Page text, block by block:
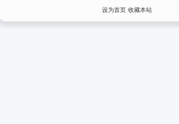
设为首页 收藏本站